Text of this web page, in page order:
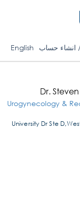
انشاء حساب English
Dr.
Urogynecology &